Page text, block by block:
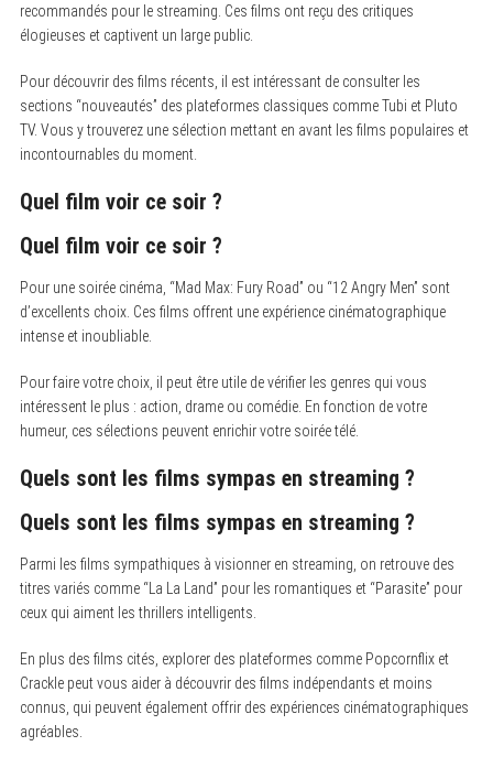
recommandés pour le streaming. Ces films ont reçu des critiques
élogieuses et captivent un large public.
Pour découvrir des films récents, il est intéressant de consulter les
sections “nouveautés” des plateformes classiques comme Tubi et Pluto
TV. Vous y trouverez une sélection mettant en avant les films populaires et
incontournables du moment.
Quel film voir ce soir ?
Quel film voir ce soir ?
Pour une soirée cinéma, “Mad Max: Fury Road” ou “12 Angry Men” sont
d’excellents choix. Ces films offrent une expérience cinématographique
intense et inoubliable.
Pour faire votre choix, il peut être utile de vérifier les genres qui vous
intéressent le plus : action, drame ou comédie. En fonction de votre
humeur, ces sélections peuvent enrichir votre soirée télé.
Quels sont les films sympas en streaming ?
Quels sont les films sympas en streaming ?
Parmi les films sympathiques à visionner en streaming, on retrouve des
titres variés comme “La La Land” pour les romantiques et “Parasite” pour
ceux qui aiment les thrillers intelligents.
En plus des films cités, explorer des plateformes comme Popcornflix et
Crackle peut vous aider à découvrir des films indépendants et moins
connus, qui peuvent également offrir des expériences cinématographiques
agréables.